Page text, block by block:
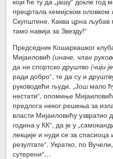
прецртала хемијском оловком
Скупштине. Каква црна
тамо навија за Звезду!“
Председник Кошаркашког
Мијаиловић (иначе, члан
да ни спортско друштво (чији
ради добро“, те да су и
руководећи људи. „Још мало
нестати“, опомиње
предлога неког решења за
власти Мијаиловићу узвратио
година у КК“, да је у
лекције и нуди се за
резултате“. Укратко, по
сутерени“…